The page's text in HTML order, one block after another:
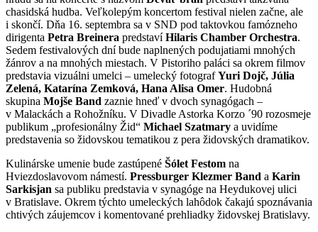
chasidská hudba. Veľkolepým koncertom festival nielen začne, ale
i skončí. Dňa 16. septembra sa v SND pod taktovkou famózneho
dirigenta Petra Breinera predstavíHilaris Chamber Orchestra.
Sedem festivalových dní bude naplnených podujatiami mnohých
žánrov a na mnohých miestach. V Pistoriho paláci sa okrem filmov
predstavia vizuálni umelci – umelecký fotografYuri Dojč, Júlia
Zelená, Katarína Zemková, Hana Alisa Omer. Hudobná
skupina Mojše Band zaznie hneď v dvoch synagógach –
v Malackách a Rohožníku. V Divadle Astorka Korzo ´90 rozosmeje
publikum „profesionálny Žid“ Michael Szatmary a uvidíme
predstavenia so židovskou tematikou z pera židovských dramatikov.
Kulinárske umenie bude zastúpené Šólet Festom na
Hviezdoslavovom námestí. Pressburger Klezmer Band a Karin
Sarkisjan sa publiku predstavia v synagóge na Heydukovej ulici
v Bratislave. Okrem týchto umeleckých lahôdok čakajú spoznávania
chtivých záujemcov i komentované prehliadky židovskej Bratislavy.